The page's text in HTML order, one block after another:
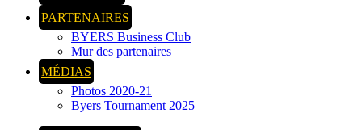
PARTENAIRES
BYERS Business Club
Mur des partenaires
MÉDIAS
Photos 2020-21
Byers Tournament 2025